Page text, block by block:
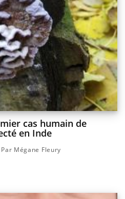
cas humain de
en Inde
Par Mégane Fleury